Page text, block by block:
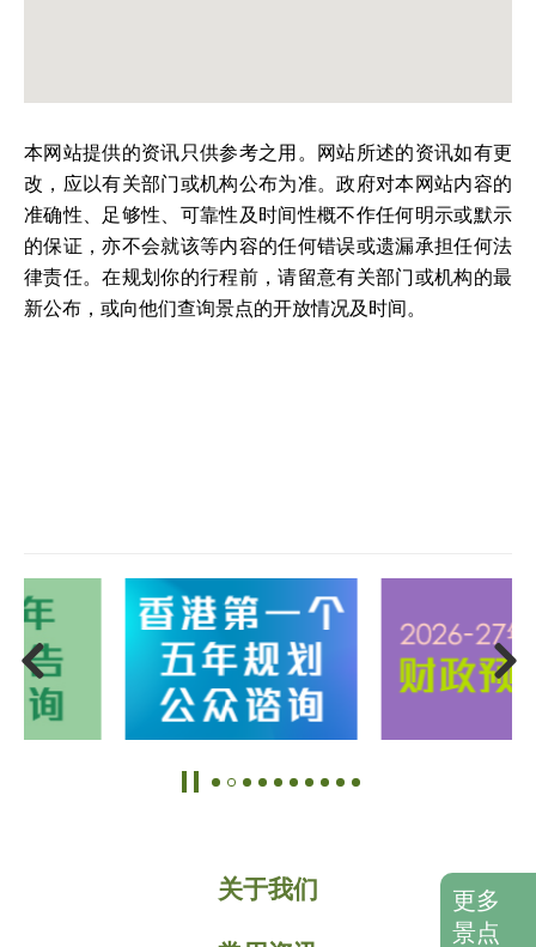
本网站提供的资讯只供参考之用。网站所述的资讯如有更
改，应以有关部门或机构公布为准。政府对本网站内容的
准确性、足够性、可靠性及时间性概不作任何明示或默示
的保证，亦不会就该等内容的任何错误或遗漏承担任何法
律责任。在规划你的行程前，请留意有关部门或机构的最
新公布，或向他们查询景点的开放情况及时间。
关于我们
更多
景点